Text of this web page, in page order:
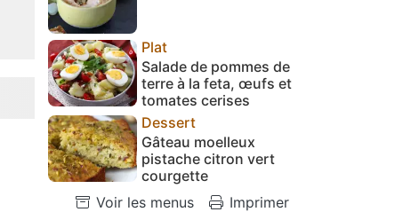
Plat
Salade de pommes de
terre à la feta, œufs et
tomates cerises
Dessert
Gâteau moelleux
pistache citron vert
courgette
Voir les menus
Imprimer